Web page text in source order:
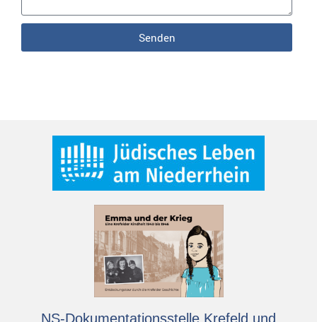
Senden
NS-Dokumentationsstelle Krefeld und